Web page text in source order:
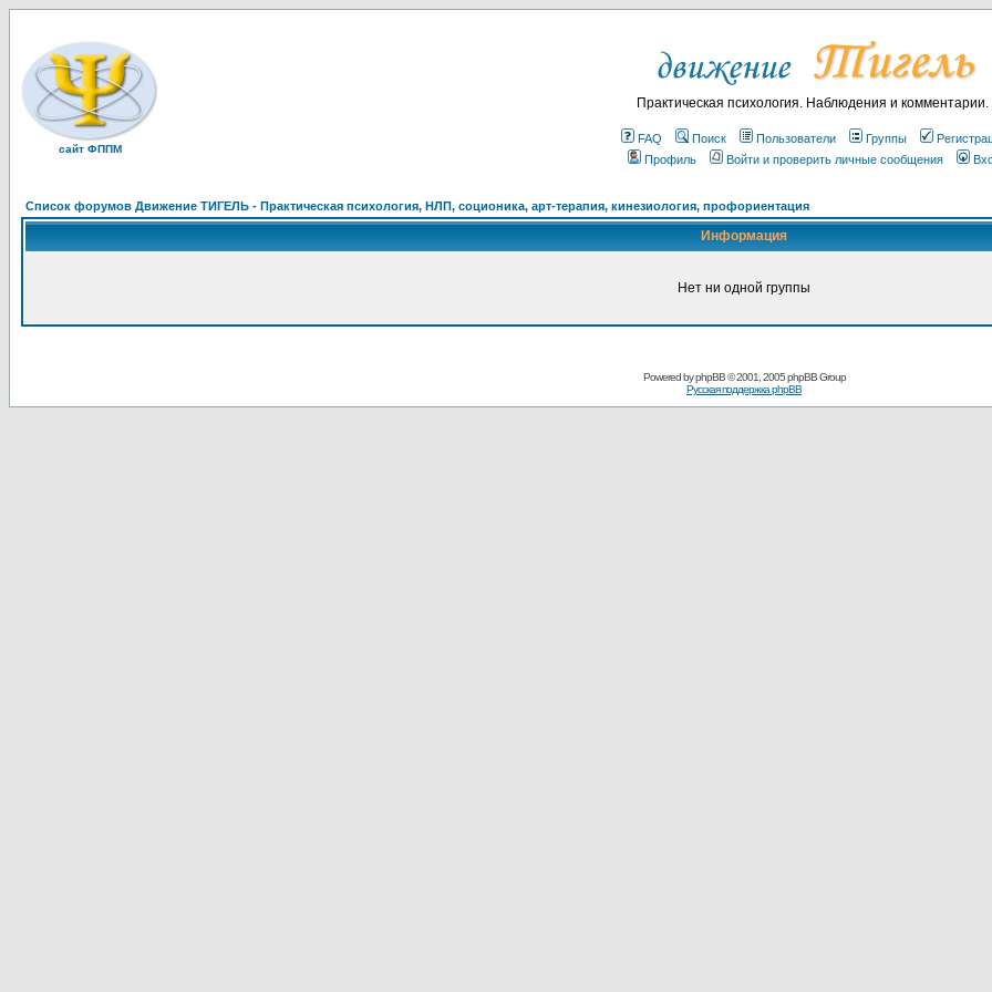
сайт ФППМ
Практическая психология. Наблюдения и комментарии.
FAQ Поиск Пользователи Группы
Профиль
Войти и проверить личные сообщения
Список форумов Движение ТИГЕЛЬ - Практическая психология, НЛП, соционика, арт-терапия, кинезиология, профориентация
Информация
Нет ни одной группы
Powered byphpBB© 2001, 2005 phpBB Group
Русская поддержка phpBB